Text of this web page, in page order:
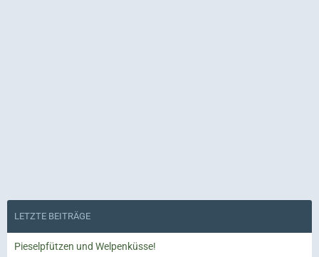
LETZTE BEITRÄGE
Pieselpfützen und Welpenküsse!